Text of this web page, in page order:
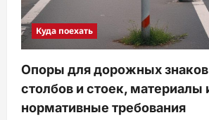
Куда поехать
Опоры для дорожных
столбов и стоек, материалы
нормативные требования